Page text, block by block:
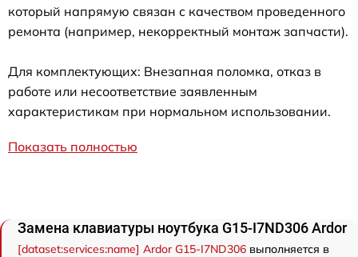
который напрямую связан с качеством проведенного
ремонта (например, некорректный монтаж запчасти).
Для комплектующих: Внезапная поломка, отказ в
работе или несоответствие заявленным
характеристикам при нормальном использовании.
Показать полностью
Замена клавиатуры ноутбука G15-I7ND306 Ardor
[dataset:services:name] Ardor G15-I7ND306 выполняется в